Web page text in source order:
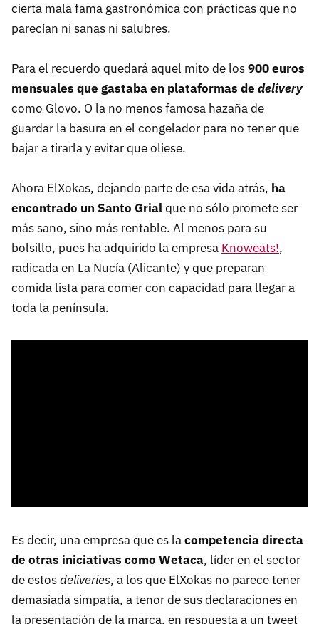
cierta mala fama gastronómica con prácticas que no
parecían ni sanas ni salubres.
Para el recuerdo quedará aquel mito de los900 euros
mensuales que gastaba en plataformas de delivery
como Glovo. O la no menos famosa hazaña de
guardar la basura en el congelador para no tener que
bajar a tirarla y evitar que oliese.
Ahora ElXokas, dejando parte de esa vida atrás, ha
encontrado un Santo Grialque no sólo promete ser
más sano, sino más rentable. Al menos para su
bolsillo, pues ha adquirido la empresa Knoweats!,
radicada en La Nucía (Alicante) y que preparan
comida lista para comer con capacidad para llegar a
toda la península.
Es decir, una empresa que es lacompetencia directa
de otras iniciativas como Wetaca, líder en el sector
de estosdeliveries, a los que ElXokas no parece tener
demasiada simpatía, a tenor de sus declaraciones en
la presentación de la marca, en respuesta a un tweet